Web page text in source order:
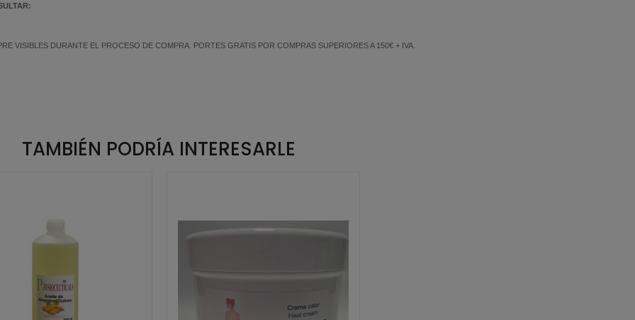
VISIBLES DURANTE EL PROCESO DE COMPRA. PORTES GRATIS POR COMPRAS SUPERIORES A 150€ + IVA.
TAMBIÉN PODRÍA INTERESARLE